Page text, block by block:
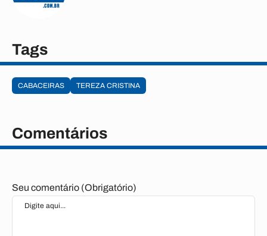
Tags
CABACEIRAS TEREZA CRISTINA
Comentários
Seu comentário (Obrigatório)